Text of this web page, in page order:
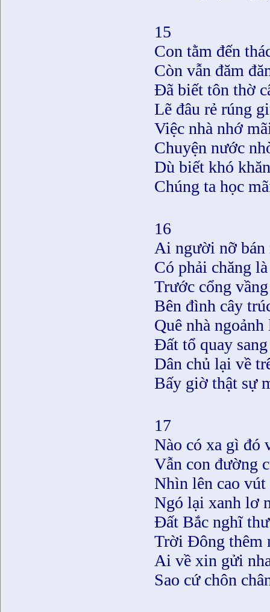
15
Con tằm đến
Còn vẫn đăm
Ðã biết tôn thờ
Lẽ đâu rẻ rúng
Việc nhà nhớ
Chuyện nước
Dù biết khó
Chúng ta học
16
Ai người nỡ bán
Có phải chăng
Trước cổng
Bên đình cây
Quê nhà
Ðất tổ quay
Dân chủ lại về
Bấy giờ thật sự
17
Nào có xa gì đó
Vẫn con đường
Nhìn lên cao
Ngó lại xanh lơ
Ðất Bắc nghĩ
Trời Đông thêm
Ai về xin gửi
Sao cứ chôn